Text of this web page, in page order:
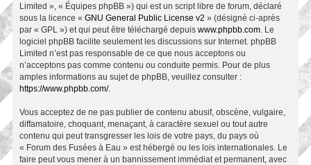
Limited », « Équipes phpBB ») qui est un script libre de forum, déclaré
sous la licence « GNU General Public License v2 » (désigné ci-après
par « GPL ») et qui peut être téléchargé depuis www.phpbb.com . Le
logiciel phpBB facilite seulement les discussions sur Internet. phpBB
Limited n’est pas responsable de ce que nous acceptons ou
n’acceptons pas comme contenu ou conduite permis. Pour de plus
amples informations au sujet de phpBB, veuillez consulter :
https://www.phpbb.com/.
Vous acceptez de ne pas publier de contenu abusif, obscène, vulgaire,
diffamatoire, choquant, menaçant, à caractère sexuel ou tout autre
contenu qui peut transgresser les lois de votre pays, du pays où
« Forum des Fusées à Eau » est hébergé ou les lois internationales. Le
faire peut vous mener à un bannissement immédiat et permanent, avec